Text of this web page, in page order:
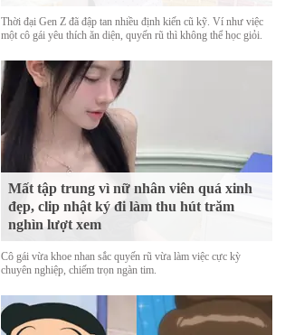
Thời đại Gen Z đã đập tan nhiều định kiến cũ kỹ. Ví như việc
một cô gái yêu thích ăn diện, quyến rũ thì không thể học giỏi.
Mất tập trung vì nữ nhân viên quá xinh
đẹp, clip nhật ký đi làm thu hút trăm
nghìn lượt xem
Cô gái vừa khoe nhan sắc quyến rũ vừa làm việc cực kỳ
chuyên nghiệp, chiếm trọn ngàn tim.